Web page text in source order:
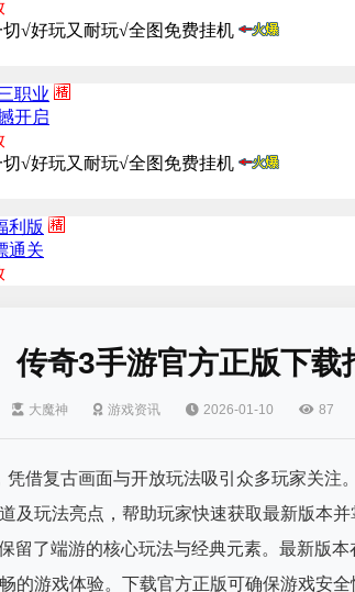
传奇3手游官方正版下载
大魔神 游戏资讯 2026-01-10 87
借复古画面与开放玩法吸引众多玩家关注
及玩法亮点，帮助玩家快速获取最新版本
留了端游的核心玩法与经典元素。最新版
的游戏体验。下载官方正版可确保游戏安全